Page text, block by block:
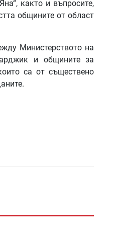
както и въпросите,
общините от област
Министерството на
и общините за
са от съществено